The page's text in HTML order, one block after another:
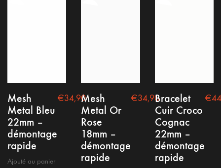
Mesh
Metal Bleu
22mm –
démontage
rapide
Ajouté au panier
€34,90Mesh
Metal Or
Rose
18mm –
démontage
rapide
€34,90Bracelet
Cuir Croco
Cognac
22mm –
démontage
rapide
€